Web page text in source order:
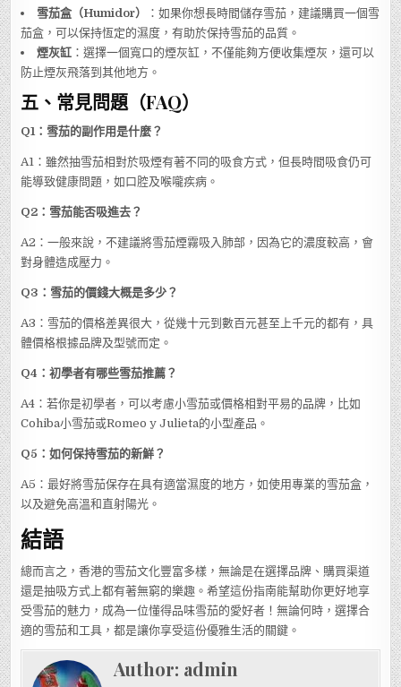
雪茄盒（Humidor）
：如果你想長時間儲存雪茄，建議購買一個雪
茄盒，可以保持恆定的濕度，有助於保持雪茄的品質。
煙灰缸 ：選擇一個寬口的煙灰缸，不僅能夠方便收集煙灰，還可以
防止煙灰飛落到其他地方。
五、常見問題（FAQ）
Q1：雪茄的副作用是什麼？
A1：雖然抽雪茄相對於吸煙有著不同的吸食方式，但長時間吸食仍可
能導致健康問題，如口腔及喉嚨疾病。
Q2：雪茄能否吸進去？
A2：一般來說，不建議將雪茄煙霧吸入肺部，因為它的濃度較高，會
對身體造成壓力。
Q3：雪茄的價錢大概是多少？
A3：雪茄的價格差異很大，從幾十元到數百元甚至上千元的都有，具
體價格根據品牌及型號而定。
Q4：初學者有哪些雪茄推薦？
A4：若你是初學者，可以考慮小雪茄或價格相對平易的品牌，比如
Cohiba小雪茄或Romeo y Julieta的小型產品。
Q5：如何保持雪茄的新鮮？
A5：最好將雪茄保存在具有適當濕度的地方，如使用專業的雪茄盒，
以及避免高溫和直射陽光。
結語
總而言之，香港的雪茄文化豐富多樣，無論是在選擇品牌、購買渠道
還是抽吸方式上都有著無窮的樂趣。希望這份指南能幫助你更好地享
受雪茄的魅力，成為一位懂得品味雪茄的愛好者！無論何時，選擇合
適的雪茄和工具，都是讓你享受這份優雅生活的關鍵。
Author: admin